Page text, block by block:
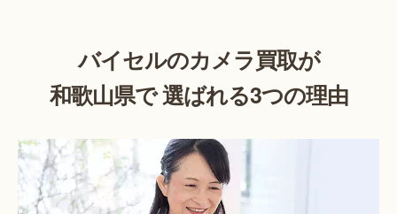
バイセルのカメラ買取が
和歌山県で 選ばれる3つの理由